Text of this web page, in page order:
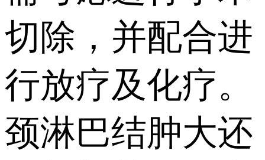
切除，并配合进
行放疗及化疗。
颈淋巴结肿大还